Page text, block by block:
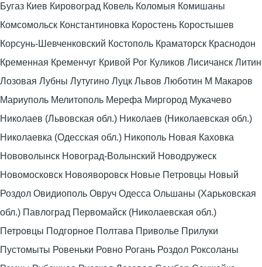
Бугаз Киев Кировоград Ковель Коломыя Комишаны
Комсомольск Константиновка Коростень Коростышев
Корсунь-Шевченковский Костополь Краматорск Краснодон
Кременная Кременчуг Кривой Рог Куликов Лисичанск Литин
Лозовая Лубны Лутугино Луцк Львов Люботин М Макаров
Мариуполь Мелитополь Мерефа Миргород Мукачево
Николаев (Львовская обл.) Николаев (Николаевская обл.)
Николаевка (Одесская обл.) Никополь Новая Каховка
Нововолынск Новоград-Волынский Новодружеск
Новомосковск Новояворовск Новые Петровцы Новый
Роздол Овидиополь Овруч Одесса Ольшаны (Харьковская
обл.) Павлоград Первомайск (Николаевская обл.)
Петровцы Подгорное Полтава Приволье Прилуки
Пустомыты Ровеньки Ровно Рогань Роздол Роксоланы